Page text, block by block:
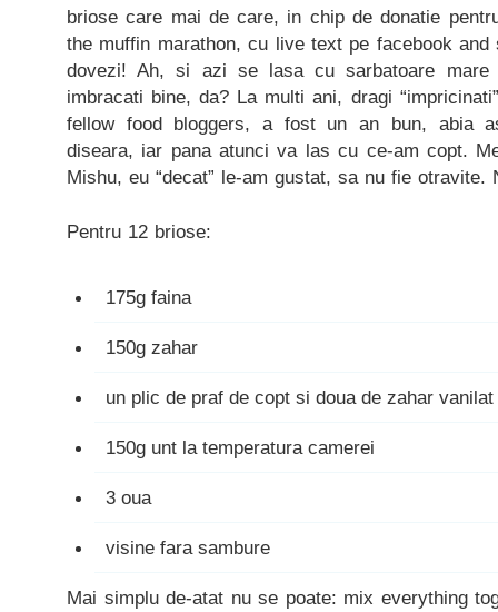
briose care mai de care, in chip de donatie
the muffin marathon, cu live text pe facebook
dovezi! Ah, si azi se lasa cu sarbatoare
imbracati bine, da? La multi ani, dragi
fellow food bloggers, a fost un an bun, abia
diseara, iar pana atunci va las cu ce-am copt.
Mishu, eu “decat” le-am gustat, sa nu fie otravite.
Pentru 12 briose:
175g faina
150g zahar
un plic de praf de copt si doua de zahar vanilat
150g unt la temperatura camerei
3 oua
visine fara sambure
Mai simplu de-atat nu se poate: mix everything